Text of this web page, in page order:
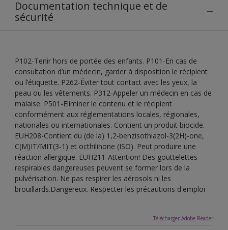
Documentation technique et de
sécurité
P102-Tenir hors de portée des enfants. P101-En cas de
consultation d’un médecin, garder à disposition le récipient
ou l’étiquette. P262-Éviter tout contact avec les yeux, la
peau ou les vêtements. P312-Appeler un médecin en cas de
malaise. P501-Eliminer le contenu et le récipient
conformément aux réglementations locales, régionales,
nationales ou internationales. Contient un produit biocide.
EUH208-Contient du (de la) 1,2-benzisothiazol-3(2H)-one,
C(M)IT/MIT(3-1) et octhilinone (ISO). Peut produire une
réaction allergique. EUH211-Attention! Des gouttelettes
respirables dangereuses peuvent se former lors de la
pulvérisation. Ne pas respirer les aérosols ni les
brouillards.Dangereux. Respecter les précautions d'emploi
Télécharger Adobe Reader